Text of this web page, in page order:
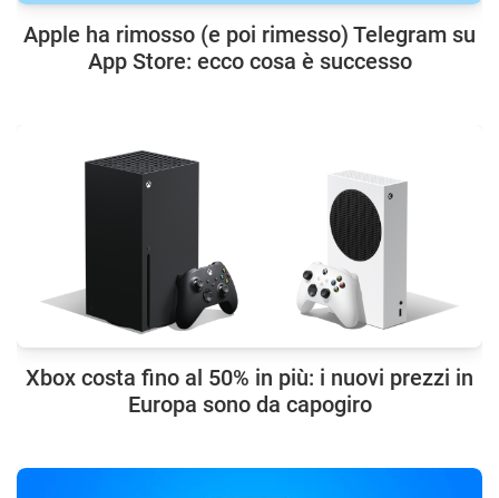
Apple ha rimosso (e poi rimesso) Telegram su
App Store: ecco cosa è successo
Xbox costa fino al 50% in più: i nuovi prezzi in
Europa sono da capogiro